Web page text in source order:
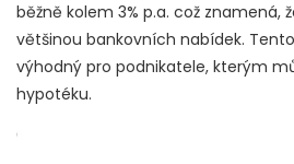
běžně kolem 3% p.a. což znamená,
většinou bankovních nabídek.
výhodný pro podnikatele, kterým
hypotéku.